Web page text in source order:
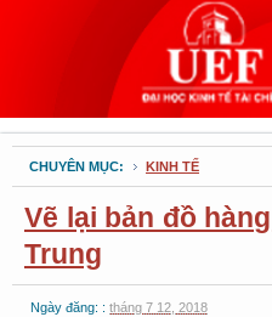
CHUYÊN MỤC: KINH TẾ
Vẽ lại bản đồ
Trung
Ngày đăng: : tháng 7 12, 2018